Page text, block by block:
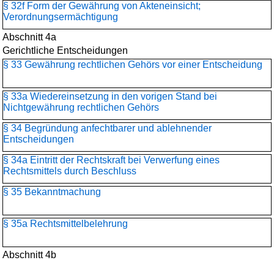
§ 32f Form der Gewährung von Akteneinsicht;
Verordnungsermächtigung
Abschnitt 4a
Gerichtliche Entscheidungen
§ 33 Gewährung rechtlichen Gehörs vor einer Entscheidung
§ 33a Wiedereinsetzung in den vorigen Stand bei
Nichtgewährung rechtlichen Gehörs
§ 34 Begründung anfechtbarer und ablehnender
Entscheidungen
§ 34a Eintritt der Rechtskraft bei Verwerfung eines
Rechtsmittels durch Beschluss
§ 35 Bekanntmachung
§ 35a Rechtsmittelbelehrung
Abschnitt 4b